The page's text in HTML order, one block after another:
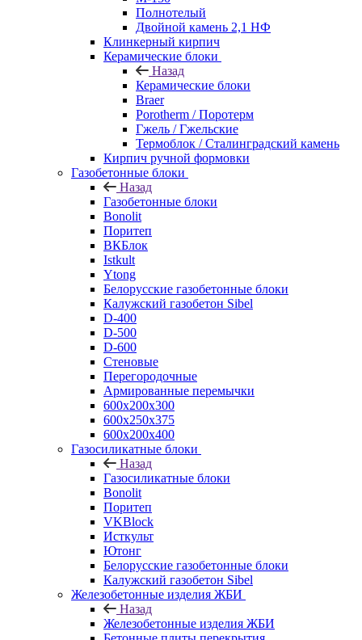
Полнотелый
Двойной камень 2,1 НФ
Клинкерный кирпич
Керамические блоки
Назад
Керамические блоки
Braer
Porotherm / Поротерм
Гжель / Гжельские
Термоблок / Сталинградский камень
Кирпич ручной формовки
Газобетонные блоки
Назад
Газобетонные блоки
Bonolit
Поритеп
ВКБлок
Istkult
Ytong
Белорусские газобетонные блоки
Калужский газобетон Sibel
D-400
D-500
D-600
Стеновые
Перегородочные
Армированные перемычки
600х200х300
600х250х375
600х200х400
Газосиликатные блоки
Назад
Газосиликатные блоки
Bonolit
Поритеп
VKBlock
Исткульт
Ютонг
Белорусские газобетонные блоки
Калужский газобетон Sibel
Железобетонные изделия ЖБИ
Назад
Железобетонные изделия ЖБИ